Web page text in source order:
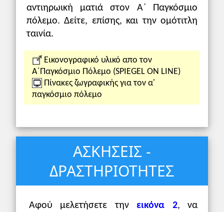
αντιηρωική ματιά στον Α΄ Παγκόσμιο
πόλεμο. Δείτε, επίσης, και την ομότιτλη
ταινία.
Εικονογραφικό υλικό απο τον
Α΄Παγκόσμιο Πόλεμο (SPIEGEL ON LINE)
Πίνακες ζωγραφικής για τον α'
παγκόσμιο πόλεμο
ΑΣΚΗΣΕΙΣ -
ΔΡΑΣΤΗΡΙΟΤΗΤΕΣ
Αφού μελετήσετε τηνεικόνα 2, να